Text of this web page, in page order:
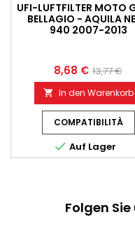
UFI-LUFTFILTER MOTO
BELLAGIO - AQUILA
940 2007-2013
8,68 € 13,77 €
 In den Warenkorb
COMPATIBILITÀ
 Auf Lager
Folgen